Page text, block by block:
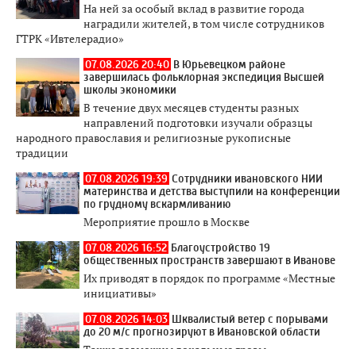
На ней за особый вклад в развитие города
наградили жителей, в том числе сотрудников
ГТРК «Ивтелерадио»
07.08.2026 20:40 В Юрьевецком районе
завершилась фольклорная экспедиция Высшей
школы экономики
В течение двух месяцев студенты разных
направлений подготовки изучали образцы
народного православия и религиозные рукописные
традиции
07.08.2026 19:39 Сотрудники ивановского НИИ
материнства и детства выступили на конференции
по грудному вскармливанию
Мероприятие прошло в Москве
07.08.2026 16:52 Благоустройство 19
общественных пространств завершают в Иванове
Их приводят в порядок по программе «Местные
инициативы»
07.08.2026 14:03 Шквалистый ветер с порывами
до 20 м/с прогнозируют в Ивановской области